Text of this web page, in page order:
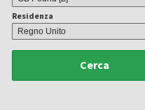
Residenza
Cerca